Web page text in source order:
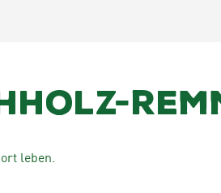
leben.